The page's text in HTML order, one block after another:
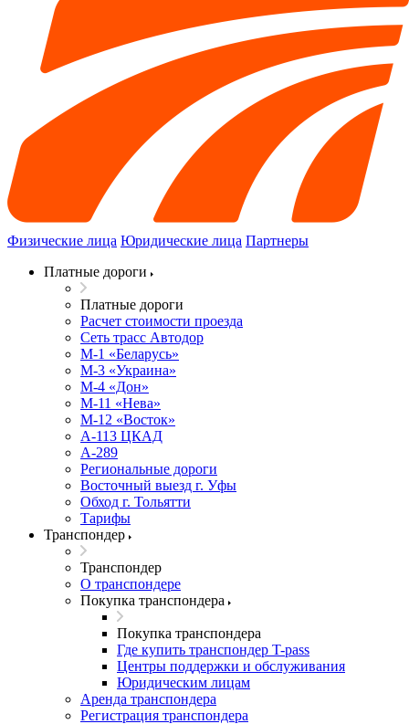
Физические лица Юридические лица Партнеры
Платные дороги
Платные дороги
Расчет стоимости проезда
Сеть трасс Автодор
М-1 «Беларусь»
М-3 «Украина»
М-4 «Дон»
М-11 «Нева»
М-12 «Восток»
А-113 ЦКАД
А-289
Региональные дороги
Восточный выезд г. Уфы
Обход г. Тольятти
Тарифы
Транспондер
Транспондер
О транспондере
Покупка транспондера
Покупка транспондера
Где купить транспондер T-pass
Центры поддержки и обслуживания
Юридическим лицам
Аренда транспондера
Регистрация транспондера